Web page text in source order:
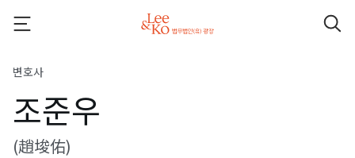
변호사
조준우
(趙埈佑)